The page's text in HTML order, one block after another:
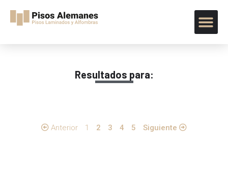
Resultados para:
Anterior 1 2 3 4 5 Siguiente